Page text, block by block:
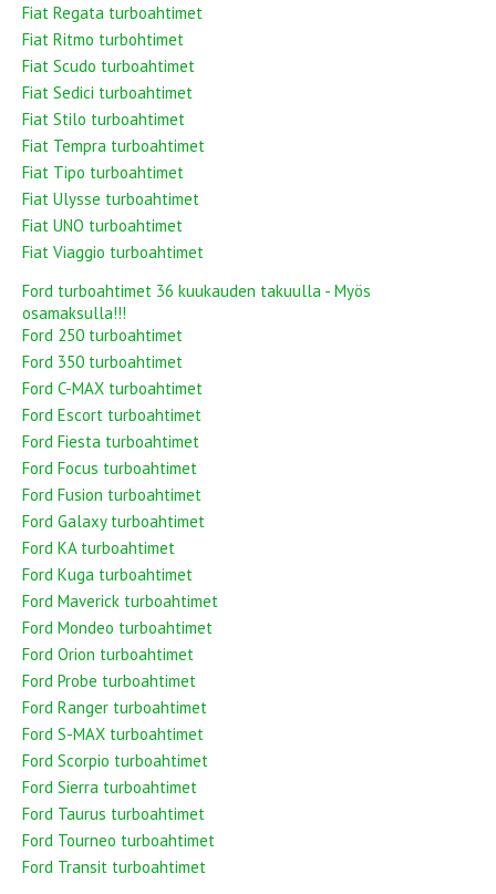
Fiat Regata turboahtimet
Fiat Ritmo turbohtimet
Fiat Scudo turboahtimet
Fiat Sedici turboahtimet
Fiat Stilo turboahtimet
Fiat Tempra turboahtimet
Fiat Tipo turboahtimet
Fiat Ulysse turboahtimet
Fiat UNO turboahtimet
Fiat Viaggio turboahtimet
Ford turboahtimet 36 kuukauden takuulla - Myös
osamaksulla!!!
Ford 250 turboahtimet
Ford 350 turboahtimet
Ford C-MAX turboahtimet
Ford Escort turboahtimet
Ford Fiesta turboahtimet
Ford Focus turboahtimet
Ford Fusion turboahtimet
Ford Galaxy turboahtimet
Ford KA turboahtimet
Ford Kuga turboahtimet
Ford Maverick turboahtimet
Ford Mondeo turboahtimet
Ford Orion turboahtimet
Ford Probe turboahtimet
Ford Ranger turboahtimet
Ford S-MAX turboahtimet
Ford Scorpio turboahtimet
Ford Sierra turboahtimet
Ford Taurus turboahtimet
Ford Tourneo turboahtimet
Ford Transit turboahtimet